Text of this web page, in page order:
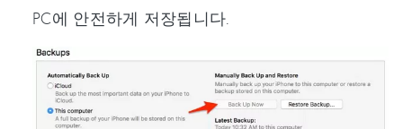
PC에 안전하게 저장됩니다.